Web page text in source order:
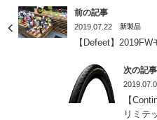
前の記事
2019.07.22 新製品
【Defeet】
次の記事
【
リミテ